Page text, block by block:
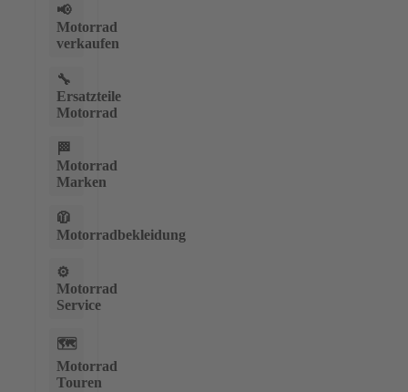
📢
Motorrad
verkaufen
🔧
Ersatzteile
Motorrad
🏁
Motorrad
Marken
🧥
Motorradbekleidung
⚙️
Motorrad
Service
🗺️
Motorrad
Touren